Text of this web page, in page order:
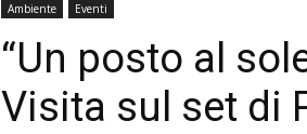
Ambiente Eventi
“Un posto al
Visita sul set di